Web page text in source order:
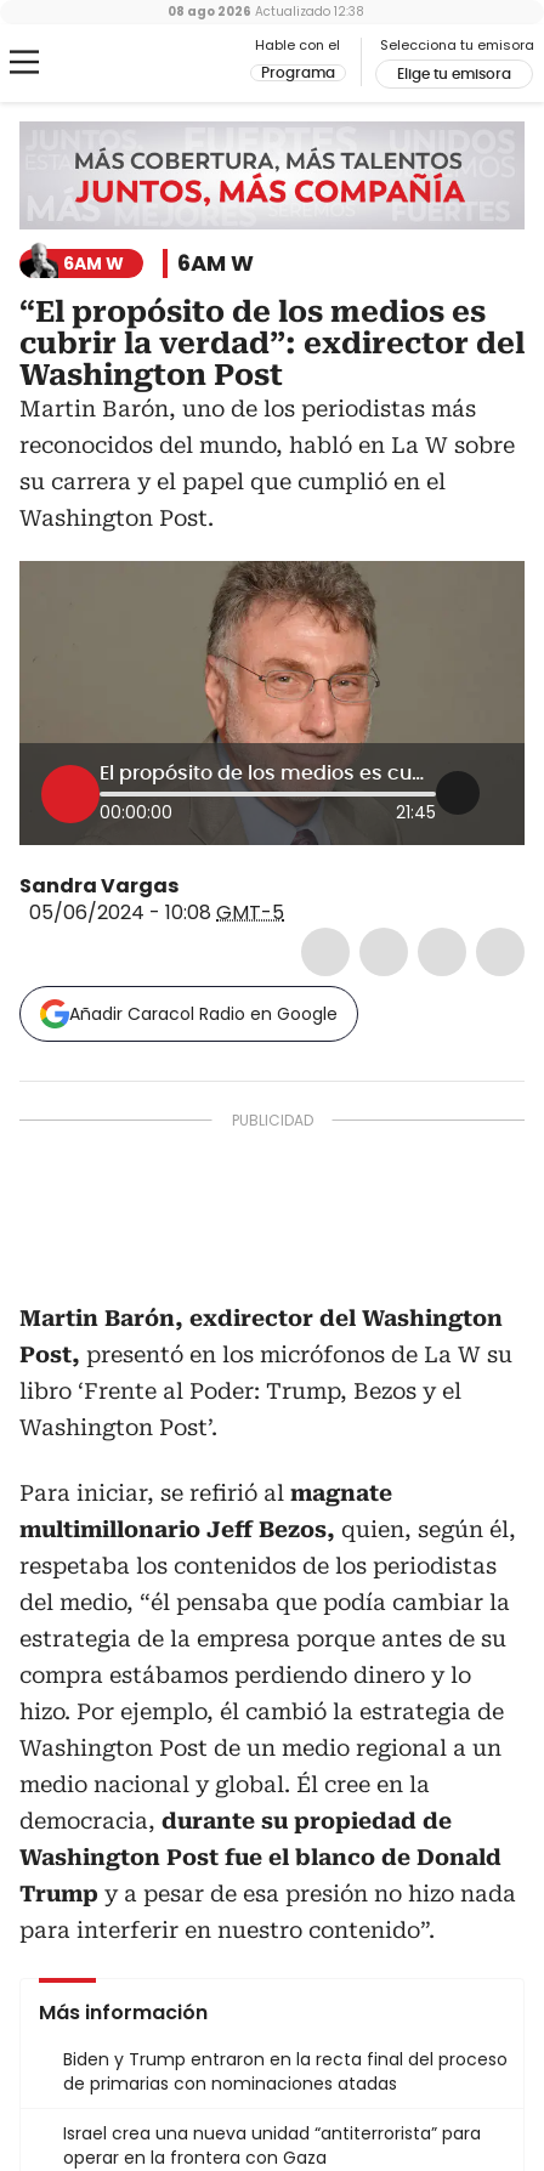
Hable con el
Programa
Selecciona tu emisora
Elige tu emisora
08 ago 2026 Actualizado 12:38
6AM W 6AM W
“El propósito de los medios es
cubrir la verdad”: exdirector del
Washington Post
Martin Barón, uno de los periodistas más
reconocidos del mundo, habló en La W sobre
su carrera y el papel que cumplió en el
Washington Post.
El propósito de los medios es cubrir la verdad: exdirector del Washington Post
00:00:00 21:45
Sandra Vargas
05/06/2024 - 10:08 GMT-5
Añadir Caracol Radio en Google
Martin Barón, exdirector del Washington
Post, presentó en los micrófonos de La W su
libro ‘Frente al Poder: Trump, Bezos y el
Washington Post’.
Para iniciar, se refirió al magnate
multimillonario Jeff Bezos, quien, según él,
respetaba los contenidos de los periodistas
del medio, “él pensaba que podía cambiar la
estrategia de la empresa porque antes de su
compra estábamos perdiendo dinero y lo
hizo. Por ejemplo, él cambió la estrategia de
Washington Post de un medio regional a un
medio nacional y global. Él cree en la
democracia, durante su propiedad de
Washington Post fue el blanco de Donald
Trump y a pesar de esa presión no hizo nada
para interferir en nuestro contenido”.
Más información
Biden y Trump entraron en la recta final del proceso
de primarias con nominaciones atadas
Israel crea una nueva unidad “antiterrorista” para
operar en la frontera con Gaza